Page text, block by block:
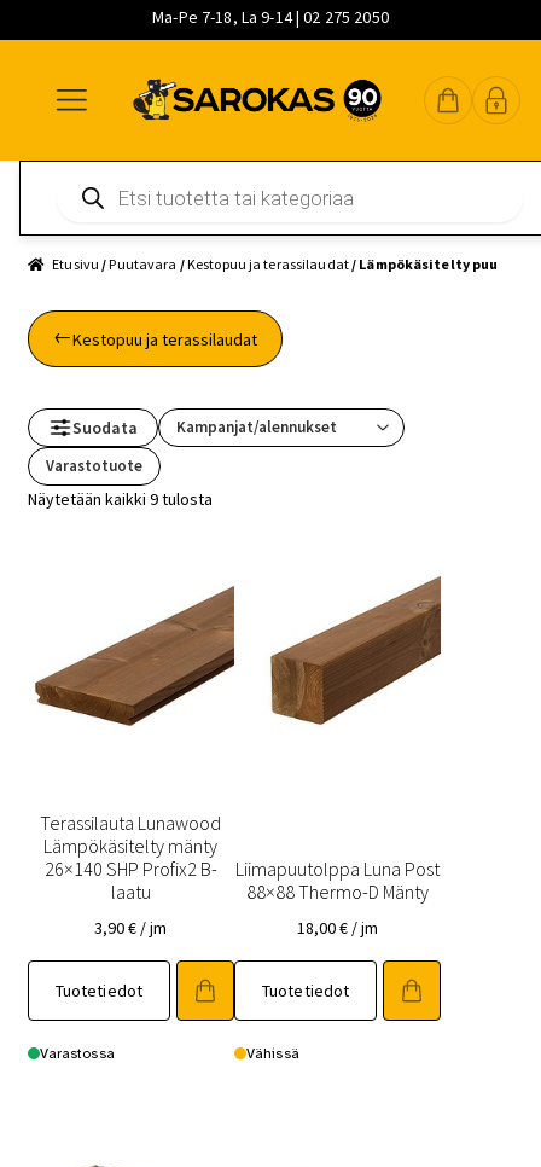
Ma-Pe 7-18, La 9-14 | 02 275 2050
navigointiin
sisältöön
pääsisältöön
search
Etusivu /Puutavara /Kestopuu ja terassilaudat/ Lämpökäsitelty puu
Kestopuu ja terassilaudat
Suodata
Varastotuote
Näytetään kaikki 9 tulosta
Terassilauta Lunawood
Lämpökäsitelty mänty
26×140 SHP Profix2 B-
laatu
3,90€ / jm
Tuotetiedot
Varastossa
Liimapuutolppa Luna Post
88×88 Thermo-D Mänty
18,00€ / jm
Tuotetiedot
Vähissä